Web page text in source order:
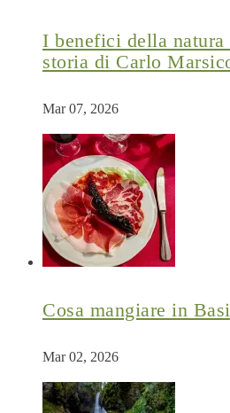
I benefici della
storia di Carlo
Mar 07, 2026
Cosa mangiare in
Mar 02, 2026